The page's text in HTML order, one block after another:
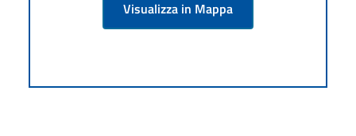
Visualizza in Mappa